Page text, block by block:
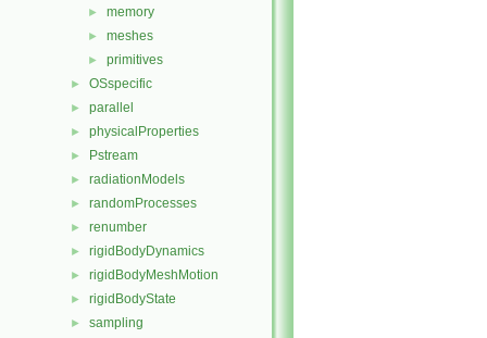
► memory
► meshes
► primitives
► OSspecific
► parallel
► physicalProperties
► Pstream
► radiationModels
► randomProcesses
► renumber
► rigidBodyDynamics
► rigidBodyMeshMotion
► rigidBodyState
► sampling